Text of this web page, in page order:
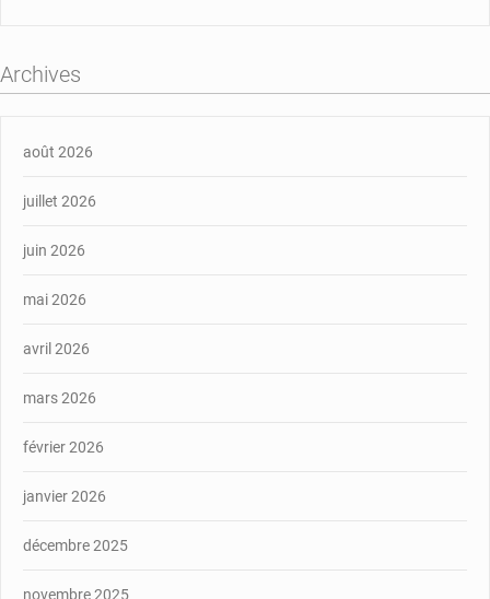
Archives
août 2026
juillet 2026
juin 2026
mai 2026
avril 2026
mars 2026
février 2026
janvier 2026
décembre 2025
novembre 2025